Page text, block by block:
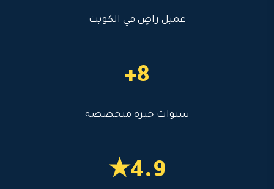
عميل راضٍ في الكويت
8+
سنوات خبرة متخصصة
4.9★